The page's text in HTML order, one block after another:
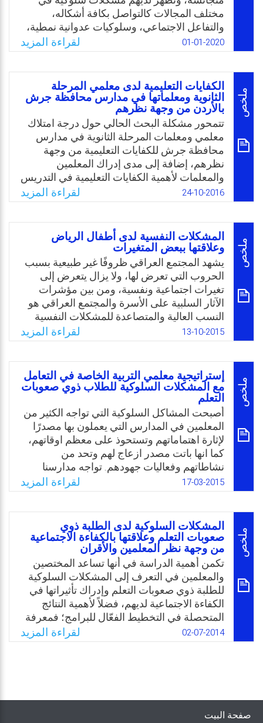
مختلف المجالات كالتواصل بكافة أشكاله،
والتفاعل الاجتماعي، وسلوكيات عدوانية نمطية،
والمجالات الانفعالية والعاطفية والوجدانية. جاءت
هذه الدراسة كمحاولة لتسليط الضوء على أبرز
المشكلات السلوكية الشائعة لدى الأطفال
التوحديين، ودراسة بعض المتغيرات الديموغرافية
التي تؤثر في حدوث المشكلات السلوكية على
مجموعة من الأطفال التوحديين في مدينتي مكة
المكرمة وجدة من وجهة نظر الطلبة المتدربين.
WhatsApp
Facebook
Twitter
Email
01-01-2020 لقراءة المزيد
ملخص
الكفايات التعليمية لدى معلمي المرحلة
الثانوية ومعلماتها في مدارس محافظة جرش
بالأردن من وجهة نظرهم
تتمحور مشكلة البحث الحالي حول درجة امتلاك
معلمي ومعلمات المرحلة الثانوية في مدارس
محافظة جرش للكفايات التعليمية من وجهة
نظرهم، إضافة إلى مدى إدراك المعلمين
والمعلمات لأهمية الكفايات التعليمية في التدريس
في مرحلة يتوقف عليها مستقبل الطلبة، وعليه
تنبع أهمية الدراسة الحالية من الناحيتين النظرية
والتطبيقية، فمن الناحية النظرية تكمن أهمية
الدراسة بما تضيفه من معلومات ومعرفة جديدة
تثري المكتبة العربية، وبما يتعلق بإمكانية
استخدام الكفايات التعليمية وتوظيفها في
التدريس والتعليم، أما من الناحية التطبيقية فمن
المتوقع أن تسهم النتائج التي ستصل إليها
الدراسة، ومن خلال التوصيات في تحسين
الكفايات التعليمية لدى معلمي المرحلة الثانوية
ومعلماتها، وتوظيف هذا الاستخدام في حل
مشكلاتهم السلوكية والتربوية.
WhatsApp
Facebook
Twitter
Email
24-10-2016 لقراءة المزيد
ملخص
المشكلات النفسية لدى أطفال الرياض
وعلاقتها ببعض المتغيرات
يشهد المجتمع العراقي ظروفًا غير طبيعية بسبب
الحروب التي تعرض لها، ولا يزال يتعرض إلى
تغيرات اجتماعية ونفسية، ومن بين مؤشرات
الآثار السلبية على الأسرة والمجتمع العراقي هو
النسب العالية والمتصاعدة للمشكلات النفسية
التي يتعرض لها الأطفال، ويقصد بذلك تلك الأنواع
من السلوكيات التي ترى فيها المعلمات أنه سلوك
غير مرغوب فيه، ويجدن صعوبة في مواجهته، أو
تقبله، أو إصلاحه ويسبب إضطراب لعمل
المعلمة، كما وله إنعكاسته على واقع الأسرة
والعلاقات فيها، وهي النواة الرئيسة في عملية
البناء الإجتماعي للطفل ومن خلالها يتم اكتساب
الخبرات التي يتلقاها الطفل في هذه المرحلة،
والتي تحدد شخصيته مستقبلًا.
WhatsApp
Facebook
Twitter
Email
13-10-2015 لقراءة المزيد
ملخص
إستراتيجية معلمي التربية الخاصة في التعامل
مع المشكلات السلوكية للطلاب ذوي صعوبات
التعلم
أصبحت المشاكل السلوكية التي تواجه الكثير من
المعلمين في المدارس التي يعملون بها مصدرًا
لإثارة اهتماماتهم وتستحوذ على معظم اوقاتهم،
كما انها باتت مصدر ازعاج لهم وتحد من
نشاطاتهم وفعاليات جهودهم. تواجه مدارسنا
بعض الأخطار ولعل من أبرزها جدية هو السلوك
غير الملائم للدارسين، مما يضع المعلم تحت
مصادر للضغوط النفسية والمهنية والمؤذية
لصحته النفسية والعقلية، بل لتطوره المهني
ومدى تحمسه لمهنته.
WhatsApp
Facebook
Twitter
Email
17-03-2015 لقراءة المزيد
ملخص
المشكلات السلوكية لدى الطلبة ذوي
صعوبات التعلم وعلاقتها بالكفاءة الاجتماعية
من وجهة نظر المعلمين والأقران
تكمن أهمية الدراسة في أنها تساعد المختصين
والمعلمين في التعرف إلى المشكلات السلوكية
للطلبة ذوي صعوبات التعلم وإدراك تأثيراتها في
الكفاءة الاجتماعية لديهم، فضلاً لأهمية النتائج
المتحصلة في التخطيط الفعّال للبرامج؛ فمعرفة
المشكلات السلوكية وعلاقتها بالكفاءة الاجتماعية
للطلبة ذوي صعوبات التعلم من الأمور التي باتت
بالكفاءة الاجتماعية باعتبارها منعطف في سلوك
الطلبة ذوي صعوبات التعلم إلى القضايا التي يجب
02-07-2014 لقراءة المزيد
صفحة البيت